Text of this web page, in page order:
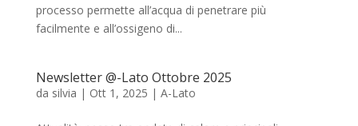
processo permette all’acqua di penetrare più
facilmente e all’ossigeno di...
Newsletter @-Lato Ottobre 2025
da silvia | Ott 1, 2025 | A-Lato